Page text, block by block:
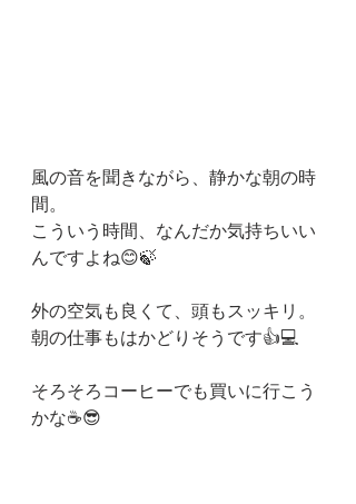
風の音を聞きながら、静かな朝の時
間。
こういう時間、なんだか気持ちいい
んですよね😊🍃
外の空気も良くて、頭もスッキリ。
朝の仕事もはかどりそうです👍💻
そろそろコーヒーでも買いに行こう
かな☕😎